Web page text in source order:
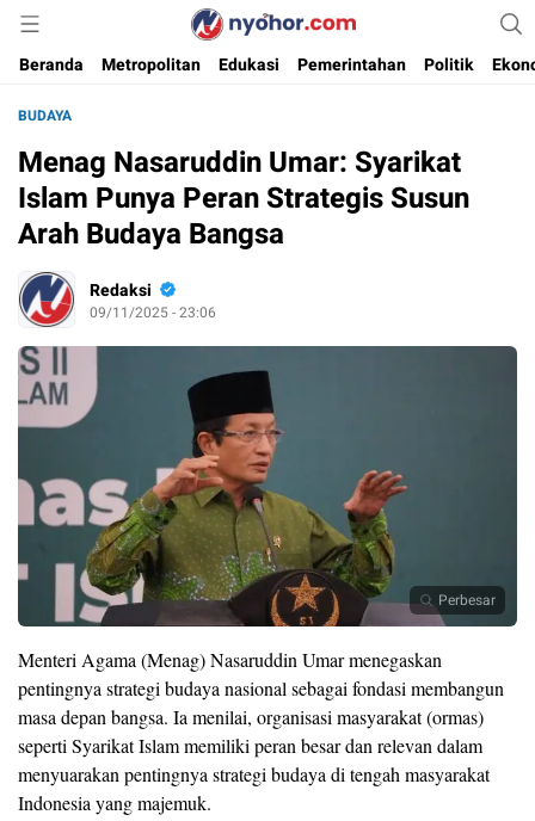
Nyohor.com
Media Informasi Ternyohor
Beranda
Metropolitan Edukasi Pemerintahan Politik
BUDAYA
Menag Nasaruddin Umar: Syarikat
Islam Punya Peran Strategis Susun
Arah Budaya Bangsa
Redaksi
09/11/2025 - 23:06
Perbesar
Menteri Agama (Menag) Nasaruddin Umar menegaskan
pentingnya strategi budaya nasional sebagai fondasi membangun
masa depan bangsa. Ia menilai, organisasi masyarakat (ormas)
seperti Syarikat Islam memiliki peran besar dan relevan dalam
menyuarakan pentingnya strategi budaya di tengah masyarakat
Indonesia yang majemuk.